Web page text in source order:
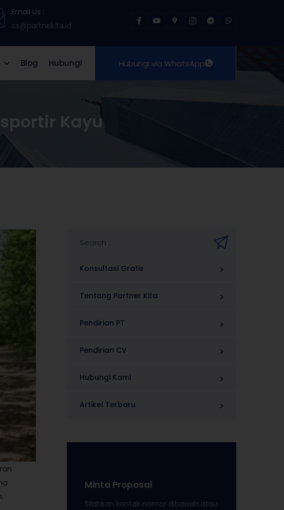
Email Us :
cs@partnekita.id
Blog Hubungi Hubungi via WhatsApp
Kayu
Konsultasi Gratis
Tentang Partner Kita
Pendirian PT
Pendirian CV
Hubungi Kami
Artikel Terbaru
Minta Proposal
Silahkan kontak nomor dibawah atau